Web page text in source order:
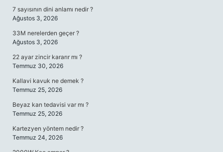
7 sayısının dini anlamı nedir ?
Ağustos 3, 2026
33M nerelerden geçer ?
Ağustos 3, 2026
22 ayar zincir kararır mı ?
Temmuz 30, 2026
Kallavi kavuk ne demek ?
Temmuz 25, 2026
Beyaz kan tedavisi var mı ?
Temmuz 25, 2026
Kartezyen yöntem nedir ?
Temmuz 24, 2026